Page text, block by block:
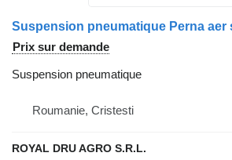
Prix sur demande
Suspension pneumatique
Roumanie, Cristesti
ROYAL DRU AGRO S.R.L.